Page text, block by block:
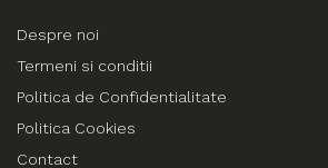
Despre noi
Termeni si conditii
Politica de Confidentialitate
Politica Cookies
Contact